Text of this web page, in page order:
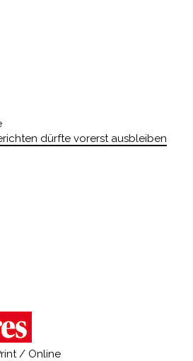
dürfte vorerst ausbleiben
/ Online